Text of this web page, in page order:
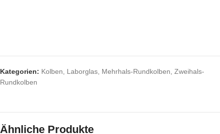
Kategorien: Kolben, Laborglas, Mehrhals-Rundkolben, Zweihals-
Rundkolben
Ähnliche Produkte